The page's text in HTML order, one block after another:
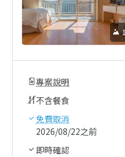
1
專案說明
不含餐食
免費取消
2026/08/22之前
即時確認